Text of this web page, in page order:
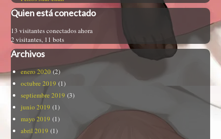
Quien está conectado
13 visitantes conectados ahora
2 visitantes, 11 bots
Archivos
enero 2020(2)
octubre 2019 (1)
septiembre 2019 (3)
junio 2019 (1)
mayo 2019 (1)
abril 2019 (1)